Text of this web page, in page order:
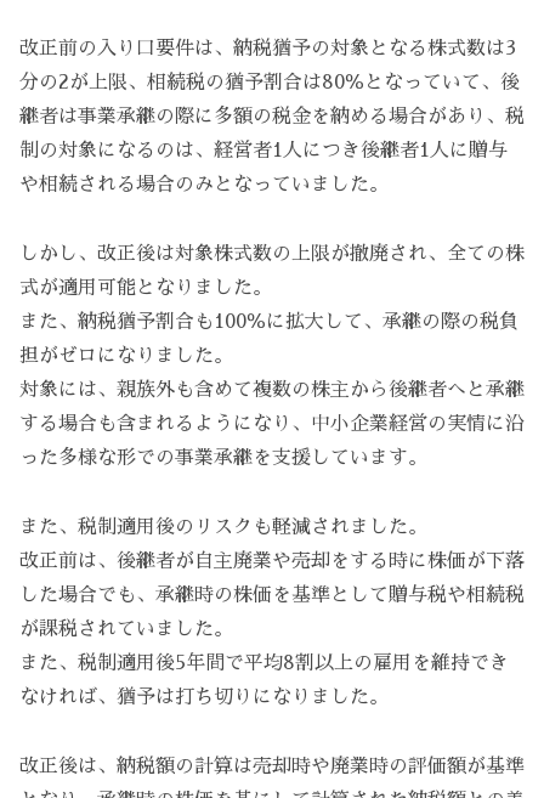
改正前の入り口要件は、納税猶予の対象となる株式数は3
分の2が上限、相続税の猶予割合は80％となっていて、後
継者は事業承継の際に多額の税金を納める場合があり、税
制の対象になるのは、経営者1人につき後継者1人に贈与
や相続される場合のみとなっていました。
しかし、改正後は対象株式数の上限が撤廃され、全ての株
式が適用可能となりました。
また、納税猶予割合も100％に拡大して、承継の際の税負
担がゼロになりました。
対象には、親族外も含めて複数の株主から後継者へと承継
する場合も含まれるようになり、中小企業経営の実情に沿
った多様な形での事業承継を支援しています。
また、税制適用後のリスクも軽減されました。
改正前は、後継者が自主廃業や売却をする時に株価が下落
した場合でも、承継時の株価を基準として贈与税や相続税
が課税されていました。
また、税制適用後5年間で平均8割以上の雇用を維持でき
なければ、猶予は打ち切りになりました。
改正後は、納税額の計算は売却時や廃業時の評価額が基準